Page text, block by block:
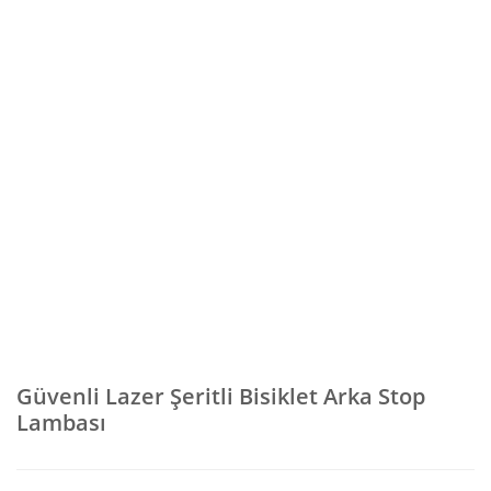
Güvenli Lazer Şeritli Bisiklet Arka Stop
Lambası